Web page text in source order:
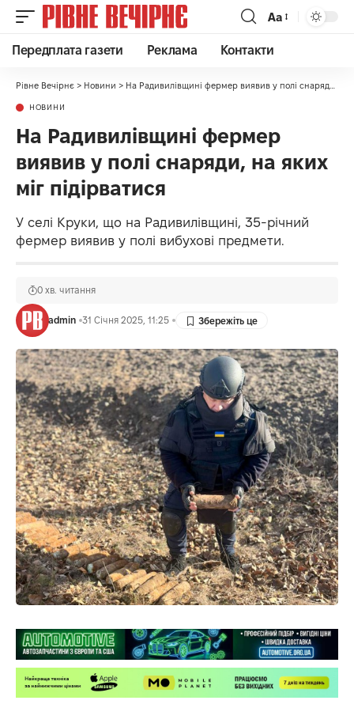
Аа
Передплата газети Реклама Контакти
Рівне Вечірнє > Новини > На Радивилівщині фермер виявив у полі снаряди, на яких міг підірватися
НОВИНИ
На Радивилівщині фермер
виявив у полі снаряди, на яких
міг підірватися
У селі Круки, що на Радивилівщині, 35-річний
фермер виявив у полі вибухові предмети.
admin 31 Січня 2025, 11:25
0 хв. читання